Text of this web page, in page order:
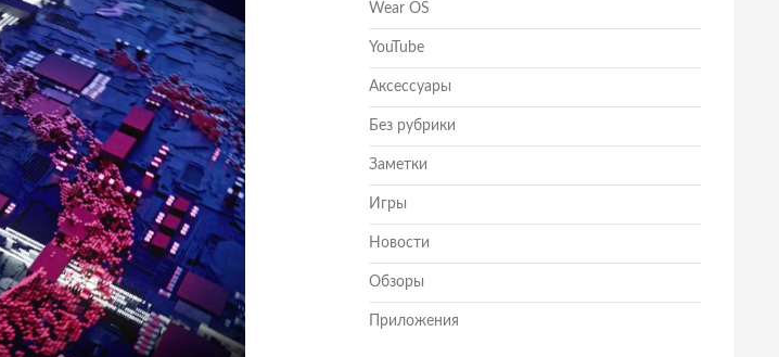
Wear OS
YouTube
Аксессуары
Без рубрики
Заметки
Игры
Новости
Обзоры
Приложения